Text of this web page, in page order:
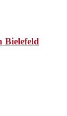
Bielefeld